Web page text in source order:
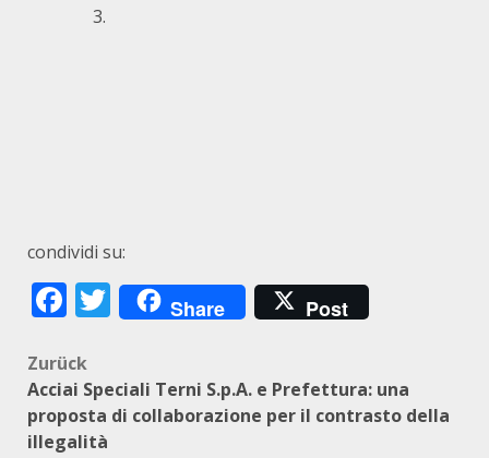
condividi su:
Facebook
Twitter
Share Post
Beitragsnavigation
Zurück
Acciai Speciali Terni S.p.A. e Prefettura: una
proposta di collaborazione per il contrasto della
illegalità